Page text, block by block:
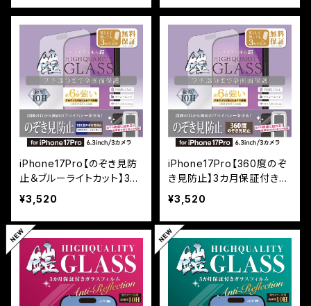
（黒フチタイプ）＜貼り付け
キット付き＞
タイプ）＜貼り付けキット付
き＞
iPhone17Pro【のぞき見防
止＆ブルーライトカット】3カ
月保証付き『ガラスフィルム
鎧』全面フルカバー（黒フチ
タイプ）＜貼り付けキット付
き＞
¥3,520
iPhone17Pro【360度のぞ
き見防止】3カ月保証付き
『ガラスフィルム鎧』全面フ
ルカバー（黒フチタイプ）＜
貼り付けガイド付き＞
¥3,520